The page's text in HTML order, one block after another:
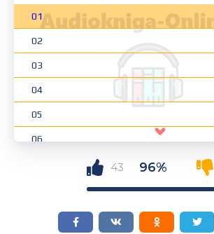
01
02
03
04
05
06
43 96%